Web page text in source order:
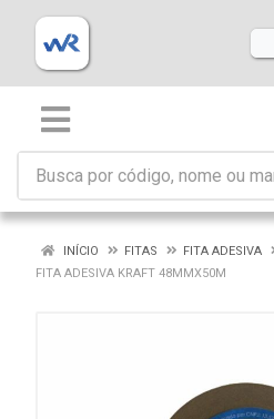
INÍCIO FITAS
FITA ADESIVA
FITA ADESIVA KRAFT 48MMX50M